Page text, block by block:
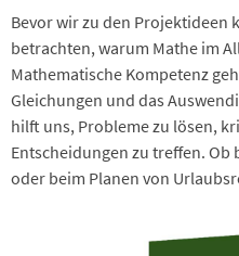
Bevor wir zu den Projektideen
betrachten, warum Mathe im
Mathematische Kompetenz
Gleichungen und das
hilft uns, Probleme zu lösen,
Entscheidungen zu treffen. Ob
oder beim Planen von